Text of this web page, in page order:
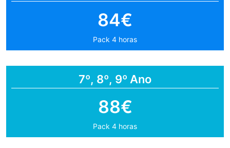
84€
Pack 4 horas
7º, 8º, 9º Ano
88€
Pack 4 horas